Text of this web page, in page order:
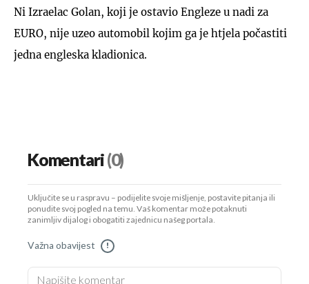
Ni Izraelac Golan, koji je ostavio Engleze u nadi za
EURO, nije uzeo automobil kojim ga je htjela počastiti
jedna engleska kladionica.
Komentari(0)
Uključite se u raspravu – podijelite svoje mišljenje, postavite pitanja ili
ponudite svoj pogled na temu. Vaš komentar može potaknuti
zanimljiv dijalog i obogatiti zajednicu našeg portala.
Važna obavijest !